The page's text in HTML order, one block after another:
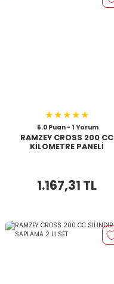
5.0 Puan - 1 Yorum
RAMZEY CROSS 200 CC
KİLOMETRE PANELİ
1.167,31 TL